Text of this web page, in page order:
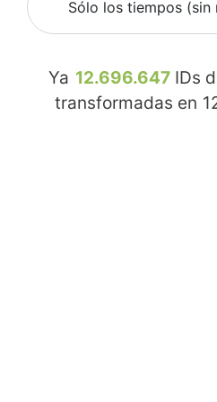
Sólo los tiempos (sin
Ya 12.696.647 IDs
transformadas en